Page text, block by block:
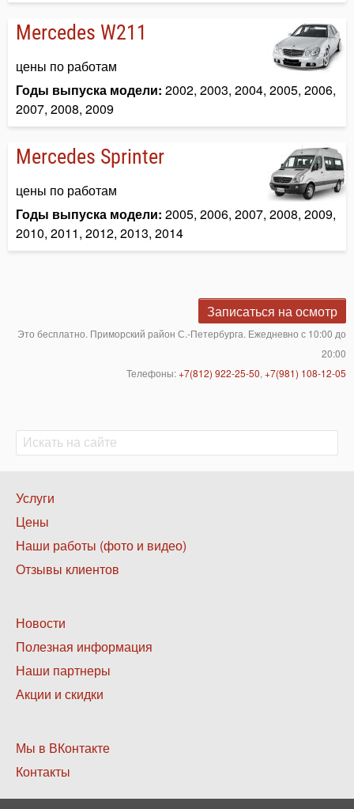
Mercedes W211
цены по работам
Годы выпуска модели: 2002, 2003, 2004, 2005, 2006,
2007, 2008, 2009
Mercedes Sprinter
цены по работам
Годы выпуска модели: 2005, 2006, 2007, 2008, 2009,
2010, 2011, 2012, 2013, 2014
Записаться на осмотр
Это бесплатно. Приморский район С.-Петербурга. Ежедневно с 10:00 до
20:00
Телефоны:+7(812) 922-25-50, +7(981) 108-12-05
Поиск
Поиск
Нижнее
меню
1
Услуги
Цены
Наши работы (фото и видео)
Отзывы клиентов
Нижнее
меню
2
Новости
Полезная информация
Наши партнеры
Акции и скидки
Нижнее
меню
3
Мы в ВКонтакте
Контакты